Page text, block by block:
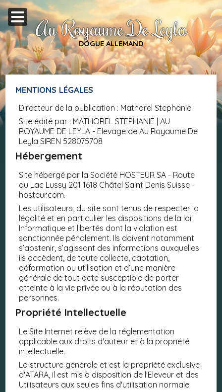
Au Royaume De Leyla
DOGUE ALLEMAND
MENTIONS LÉGALES
Directeur de la publication : Mathorel Stephanie
Site édité par : MATHOREL STEPHANIE | AU
ROYAUME DE LEYLA - Elevage de Au Royaume De
Leyla SIREN 528075708
Hébergement
Site hébergé par la Société HOSTEUR SA - Route
du Lac Lussy 201 1618 Châtel Saint Denis Suisse -
hosteur.com.
Les utilisateurs, du site sont tenus de respecter la
légalité et en particulier les dispositions de la loi
Informatique et libertés dont la violation est
sanctionnée pénalement. Ils doivent notamment
s’abstenir, s’agissant des informations auxquelles
ils accèdent, de toute collecte, captation,
déformation ou utilisation et d’une manière
générale de tout acte susceptible de porter
atteinte à la vie privée ou à la réputation des
personnes.
Propriété Intellectuelle
Le Site Internet relève de la réglementation
applicable aux droits d'auteur et à la propriété
intellectuelle.
La structure générale et est la propriété exclusive
d'ATARA, il est mis à disposition de l'Eleveur et des
Utilisateurs aux seules fins d'utilisation normale.